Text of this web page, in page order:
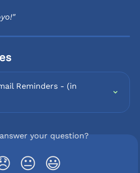
Reminders - (in
your question?
😐 😃